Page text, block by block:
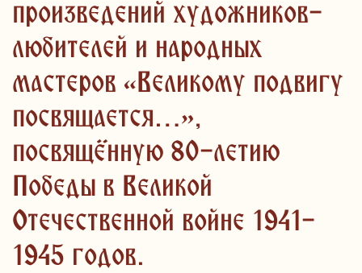
произведений художников-
любителей и народных
мастеров «Великому подвигу
посвящается…»,
посвящённую 80-летию
Победы в Великой
Отечественной войне 1941-
1945 годов.